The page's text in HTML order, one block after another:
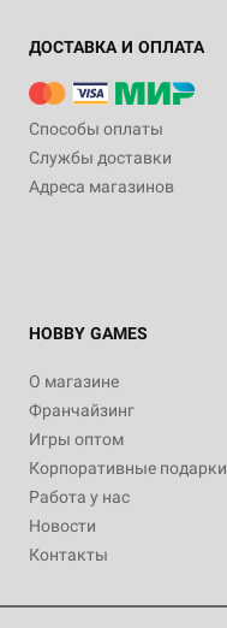
ДОСТАВКА И ОПЛАТА
Способы оплаты
Службы доставки
Адреса магазинов
HOBBY GAMES
О магазине
Франчайзинг
Игры оптом
Корпоративные подарки
Работа у нас
Новости
Контакты